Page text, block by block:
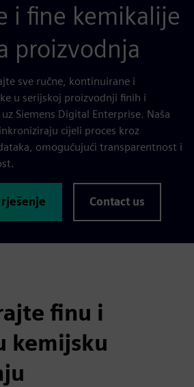
i fine kemikalije
proizvodnja
sve ručne, kontinuirane i
u serijskoj proizvodnji finih i
Siemens Digital Enterprise. Naša
cijeli proces kroz
omogućujući transparentnost i
Contact us
finu i
kemijsku